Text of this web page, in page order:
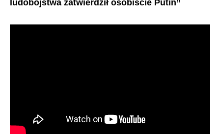
ludobójstwa zatwierdził osobiście Putin”